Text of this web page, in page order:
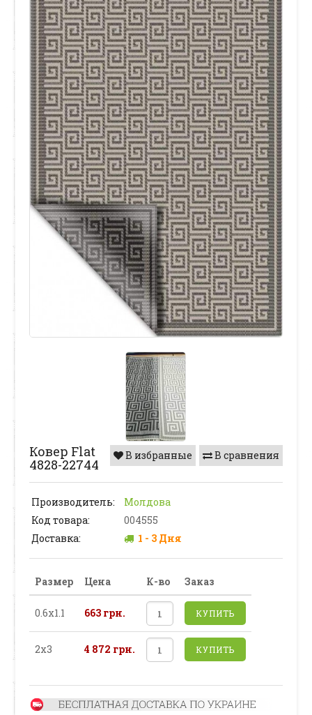
В сравнения
В избранные
Ковер Flat
4828-22744
Производитель:
Молдова
Код товара:
004555
Доставка:
1 - 3 Дня
Размер Цена К-во Заказ
0.6х1.1 663 грн. КУПИТЬ
2х3 4 872 грн. КУПИТЬ